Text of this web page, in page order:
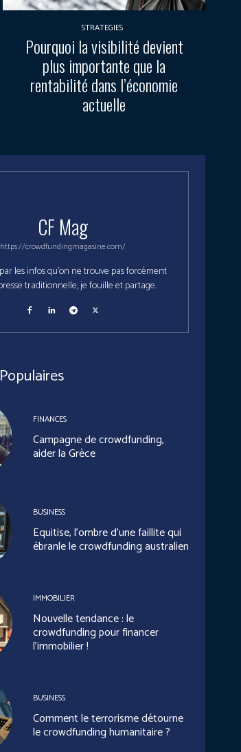
STRATEGIES
Pourquoi la visibilité devient
plus importante que la
rentabilité dans l’économie
actuelle
CF Mag
https://crowdfundingmagasine.com/
les infos qu'on ne trouve pas forcément
traditionnelle, je fouille et partage.
FINANCES
Campagne de crowdfunding,
aider la Grèce
BUSINESS
Equitise, l’ombre d’une faillite qui
ébranle le crowdfunding australien
IMMOBILIER
Nouvelle tendance : le
crowdfunding pour financer
l’immobilier !
BUSINESS
Comment le terrorisme détourne
le crowdfunding humanitaire ?